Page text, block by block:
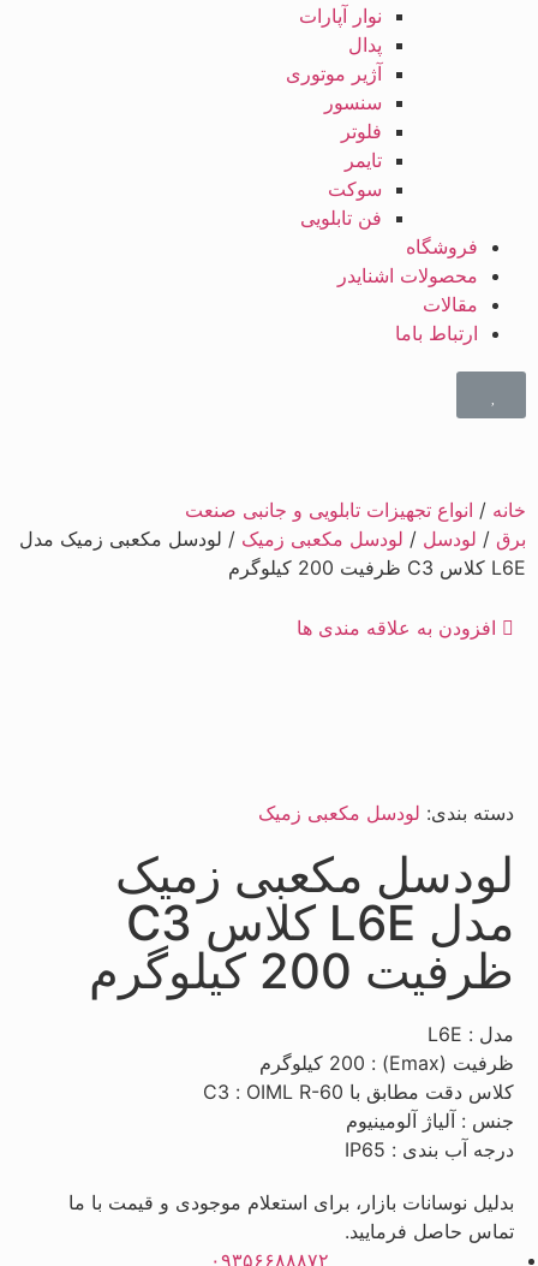
نوار آپارات
پدال
آژیر موتوری
سنسور
فلوتر
تایمر
سوکت
فن تابلویی
فروشگاه
محصولات اشنایدر
مقالات
ارتباط باما
خانه / انواع تجهیزات تابلویی و جانبی صنعت
برق / لودسل / لودسل مکعبی زمیک / لودسل مکعبی زمیک مدل
L6E کلاس C3 ظرفیت 200 کیلوگرم
افزودن به علاقه مندی ها
دسته بندی: لودسل مکعبی زمیک
لودسل مکعبی زمیک
مدل L6E کلاس C3
ظرفیت 200 کیلوگرم
مدل : L6E
ظرفیت (Emax) :
200 کیلوگرم
کلاس دقت مطابق با
OIML R-60 :
C3
جنس : آلیاژ آلومینیوم
درجه آب بندی : IP65
بدلیل نوسانات بازار، برای استعلام موجودی و قیمت با ما
تماس حاصل فرمایید.
۰۹۳۵۶۶۸۸۸۷۲